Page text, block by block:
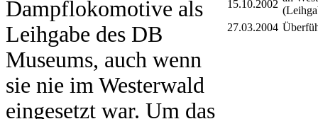
Dampflokomotive als
Leihgabe des DB
Museums, auch wenn
sie nie im Westerwald
eingesetzt war. Um das
15.10.2002
27.03.2004